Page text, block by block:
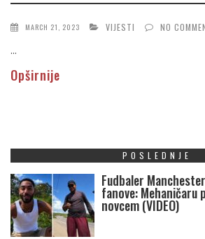
MARCH 21, 2023 VIJESTI NO
...
Opširnije
POSLEDNJE
Fudbaler
fanove: Mehaničaru
novcem (VIDEO)